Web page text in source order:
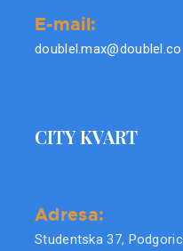
E-mail:
CITY KVART
Adresa:
Studentska 37,